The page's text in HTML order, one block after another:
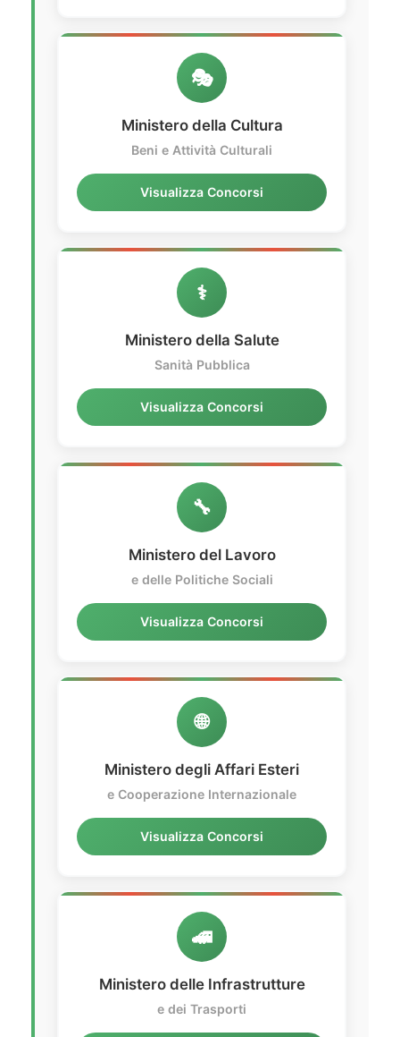
🎭
Ministero della Cultura
Beni e Attività Culturali
Visualizza Concorsi
⚕️
Ministero della Salute
Sanità Pubblica
Visualizza Concorsi
🔧
Ministero del Lavoro
e delle Politiche Sociali
Visualizza Concorsi
🌐
Ministero degli Affari Esteri
e Cooperazione Internazionale
Visualizza Concorsi
🚄
Ministero delle Infrastrutture
e dei Trasporti